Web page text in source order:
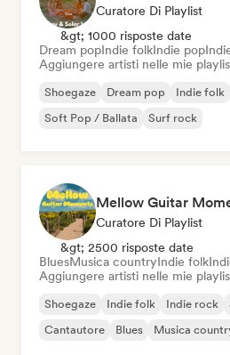
Curatore Di Playlist
&gt; 1000 risposte date
Dream popIndie folkIndie pop
Aggiungere artisti nelle mie
Shoegaze Dream pop Indie folk
Soft Pop / Ballata
Surf rock
Curatore Di Playlist
&gt; 2500 risposte date
BluesMusica countryIndie folk
Aggiungere artisti nelle mie
Shoegaze Indie folk Indie rock
Cantautore
Blues Musica